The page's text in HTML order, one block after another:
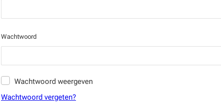
Wachtwoord
Wachtwoord weergeven
Wachtwoord vergeten?